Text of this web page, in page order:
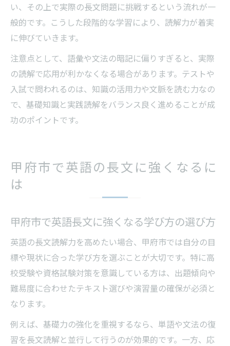
い、その上で実際の長文問題に挑戦するという流れが一
般的です。こうした段階的な学習により、読解力が着実
に伸びていきます。
注意点として、語彙や文法の暗記に偏りすぎると、実際
の読解で応用が利かなくなる場合があります。テストや
入試で問われるのは、知識の活用力や文脈を読む力なの
で、基礎知識と実践読解をバランス良く進めることが成
功のポイントです。
甲府市で英語の長文に強くなるに
は
甲府市で英語長文に強くなる学び方の選び方
英語の長文読解力を高めたい場合、甲府市では自分の目
標や現状に合った学び方を選ぶことが大切です。特に高
校受験や資格試験対策を意識している方は、出題傾向や
難易度に合わせたテキスト選びや演習量の確保が必須と
なります。
例えば、基礎力の強化を重視するなら、単語や文法の復
習を長文読解と並行して行うのが効果的です。一方、応